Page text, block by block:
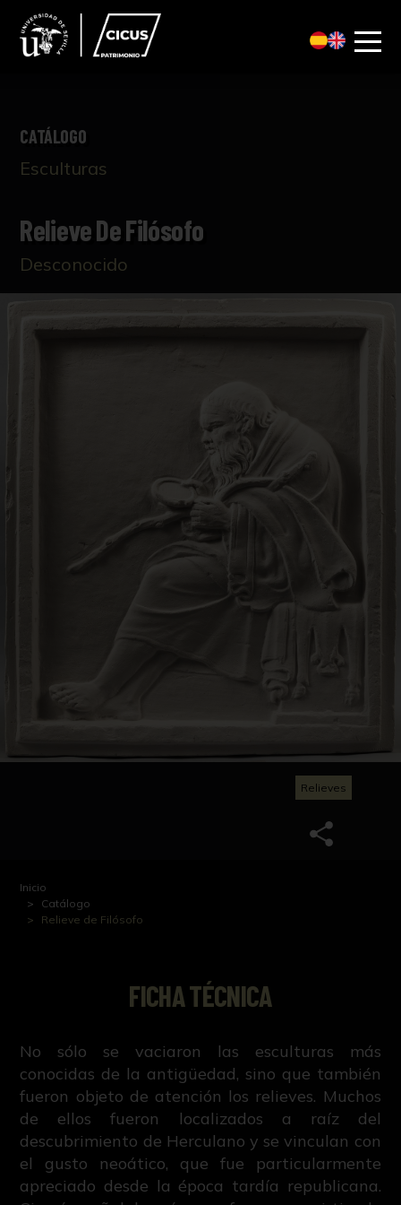
CATÁLOGO
Esculturas
Relieve De Filósofo
Desconocido
Relieves
Inicio
Catálogo
Relieve de Filósofo
FICHA TÉCNICA
No sólo se vaciaron las esculturas más
conocidas de la antigüedad, sino que también
fueron objeto de atención los relieves. Muchos
de ellos fueron localizados a raíz del
descubrimiento de Herculano y se vinculan con
el gusto neoático, que fue particularmente
apreciado desde la época tardía republicana.